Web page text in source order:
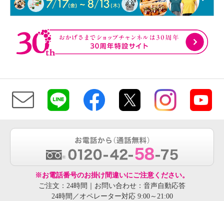
※お電話番号のお掛け間違いにご注意ください。
ご注文：24時間｜お問い合わせ：音声自動応答
24時間／オペレーター対応 9:00～21:00